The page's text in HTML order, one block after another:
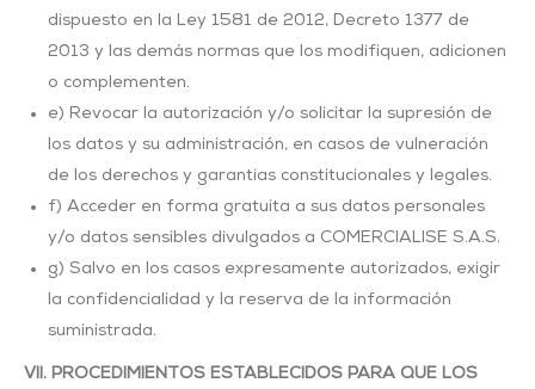
dispuesto en la Ley 1581 de 2012, Decreto 1377 de
2013 y las demás normas que los modifiquen, adicionen
o complementen.
e) Revocar la autorización y/o solicitar la supresión de
los datos y su administración, en casos de vulneración
de los derechos y garantías constitucionales y legales.
f) Acceder en forma gratuita a sus datos personales
y/o datos sensibles divulgados a COMERCIALISE S.A.S.
g) Salvo en los casos expresamente autorizados, exigir
la confidencialidad y la reserva de la información
suministrada.
VII. PROCEDIMIENTOS ESTABLECIDOS PARA QUE LOS